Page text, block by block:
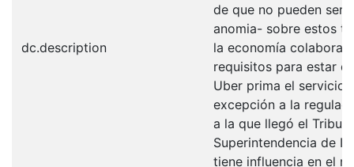
dc.description
de que no pueden ser
anomia- sobre estos
la economía
requisitos para estar
Uber prima el servicio
excepción a la
a la que llegó el
Superintendencia de
tiene influencia en el